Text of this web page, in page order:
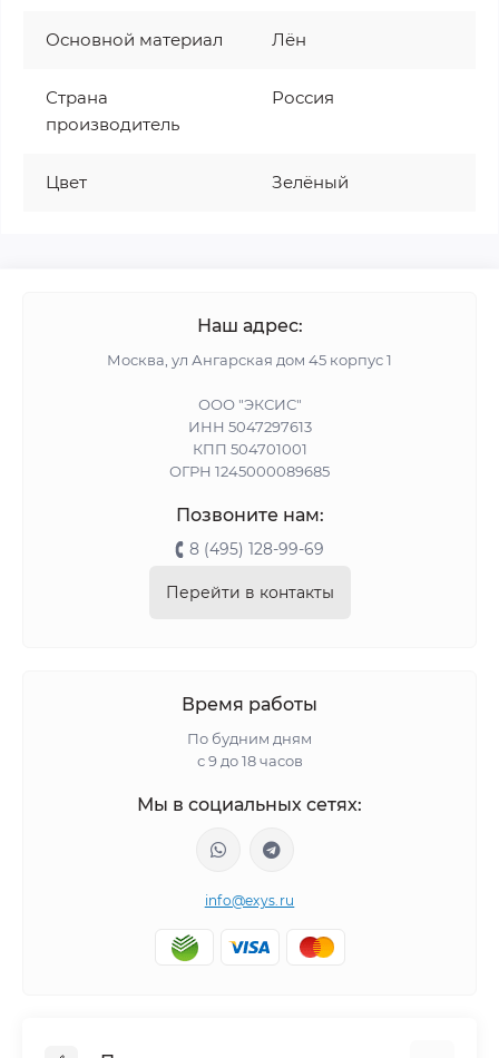
Основной материал Лён
Страна
производитель
Россия
Цвет Зелёный
Наш адрес:
Москва, ул Ангарская дом 45 корпус 1
ООО "ЭКСИС"
ИНН 5047297613
КПП 504701001
ОГРН 1245000089685
Позвоните нам:
8 (495) 128-99-69
Перейти в контакты
Время работы
По будним дням
с 9 до 18 часов
Мы в социальных сетях:
info@exys.ru